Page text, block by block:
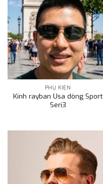
PHỤ KIỆN
Kính rayban Usa dòng Sport
Seri3